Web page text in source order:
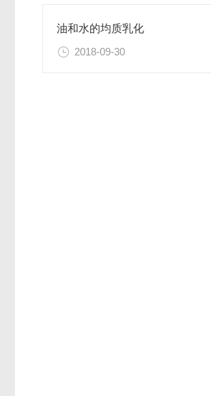
油和水的均质乳化
2018-09-30